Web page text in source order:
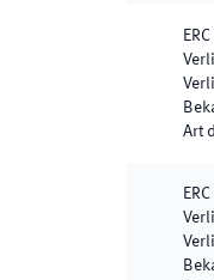
Art